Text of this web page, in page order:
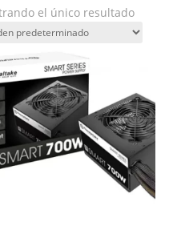
el único resultado